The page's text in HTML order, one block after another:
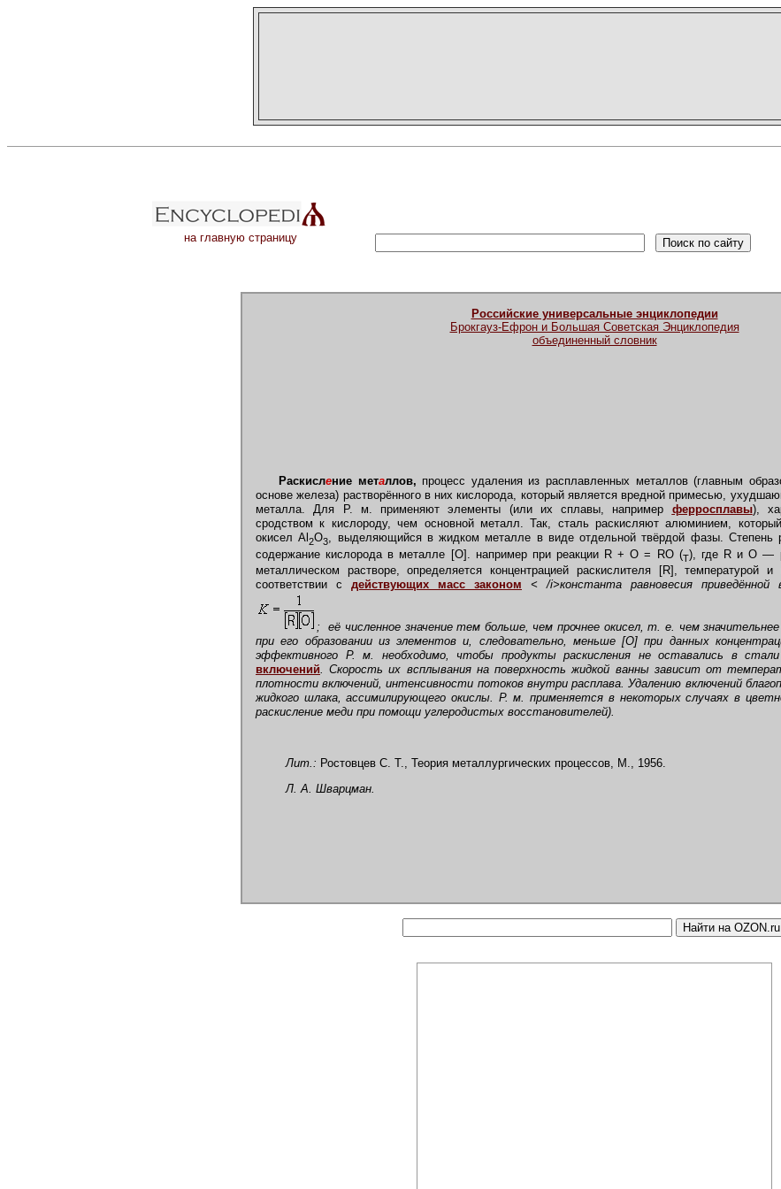
на главную страницу
Российские универсальные энциклопедии
Брокгауз-Ефрон и Большая Советская Энциклопедия
объединенный словник
Раскисление металлов, процесс удаления из расплавленных металлов (главным
основе железа) растворённого в них кислорода, который является вредной примесью,
металла. Для Р. м. применяют элементы (или их сплавы, например ферросплавы),
сродством к кислороду, чем основной металл. Так, сталь раскисляют алюминием,
окисел Al2O3, выделяющийся в жидком металле в виде отдельной твёрдой фазы. Степень
содержание кислорода в металле [О]. например при реакции R + О = RO (T), где R и О —
металлическом растворе, определяется концентрацией раскислителя [R], температурой
соответствии с действующих масс законом < /i>константа равновесия
; её численное значение тем больше, чем прочнее окисел, т. е. чем
при его образовании из элементов и, следовательно, меньше [О] при данных
эффективного Р. м. необходимо, чтобы продукты раскисления не оставались в
включений. Скорость их всплывания на поверхность жидкой ванны зависит от
плотности включений, интенсивности потоков внутри расплава. Удалению включений
жидкого шлака, ассимилирующего окислы. Р. м. применяется в некоторых случаях в
раскисление меди при помощи углеродистых восстановителей).
Лит.: Ростовцев С. Т., Теория металлургических процессов, М., 1956.
Л. А. Шварцман.